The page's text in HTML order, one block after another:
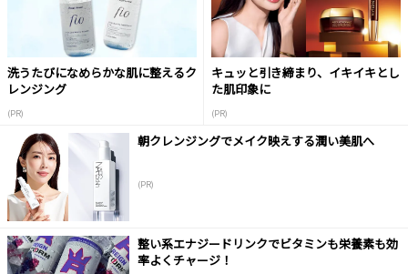
洗うたびになめらかな肌に整えるク
レンジング
(PR)
キュッと引き締まり、イキイキとし
た肌印象に
(PR)
朝クレンジングでメイク映えする潤い美肌へ
(PR)
整い系エナジードリンクでビタミンも栄養素も効
率よくチャージ！